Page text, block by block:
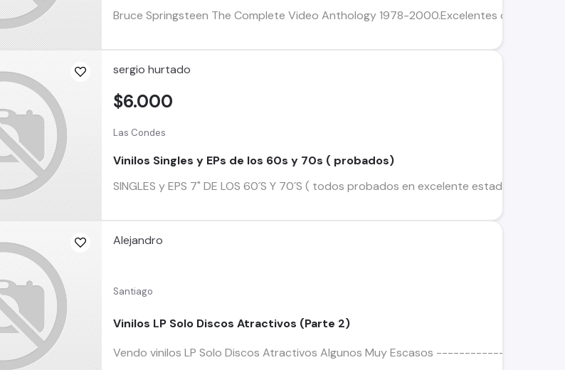
Bruce Springsteen The Complete Video Anthology 1978-2000.Excelentes
sergio hurtado
Las Condes
Vinilos Singles y EPs de los 60s y 70s ( probados)
SINGLES y EPS 7" DE LOS 60´S Y 70´S ( todos probados en excelente estado) 6 lks
$6.000
Alejandro
Santiago
Vinilos LP Solo Discos Atractivos (Parte 2)
Vendo vinilos LP Solo Discos Atractivos Algunos Muy Escasos